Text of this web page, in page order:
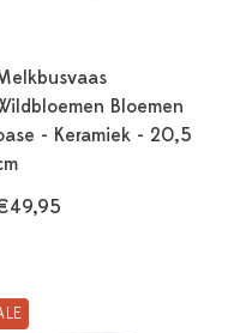
Bloemen
- Keramiek - 20,5